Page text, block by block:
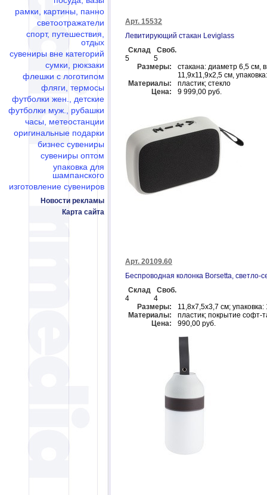
рамки, картины, панно
светоотражатели
спорт, путешествия,
отдых
сувениры вне категорий
сумки, рюкзаки
флешки c логотипом
фляги, термосы
футболки жен., детские
футболки муж., рубашки
часы, метеостанции
оригинальные подарки
бизнес сувениры
сувениры оптом
упаковка для
шампанского
изготовление сувениров
Новости рекламы
Карта сайта
Арт. 15532
Левитирующий стакан Leviglass
Склад
Своб.
5
5
Размеры:
стакана: диаметр 6,5 см,
11,9x11,9x2,5 см,
Материалы:
пластик; стекло
Цена:
9 999,00 руб.
Арт. 20109.60
Беспроводная колонка Borsetta, светло-
Склад
Своб.
4
4
Размеры:
11,8х7,5х3,7 см; упаковка:
Материалы:
пластик; покрытие софт-
Цена:
990,00 руб.